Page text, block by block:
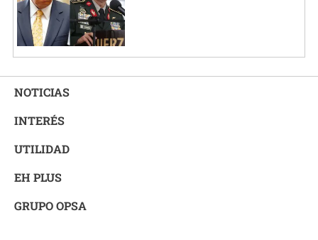
NOTICIAS
INTERÉS
UTILIDAD
EH PLUS
GRUPO OPSA